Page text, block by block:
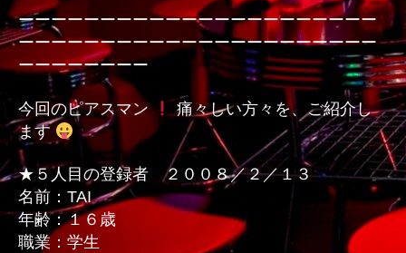
ーーーーーーーーーーーーーーーーーーーーーー
ーーーーーーーーーーーーーーーーーーーーーー
ーーーーーーーー
今回のピアスマン
痛々しい方々を、ご紹介し
ます
★５人目の登録者 ２００８／２／１３
名前：TAI
年齢：１６歳
職業：学生